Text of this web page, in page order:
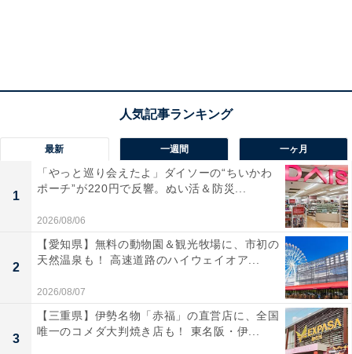
最新 一週間 一ヶ月
1
「やっと巡り会えたよ」ダイソーの“ちいかわ
ポーチ”が220円で反響。ぬい活＆防災...
2026/08/06
2
【愛知県】無料の動物園＆観光牧場に、市初の
天然温泉も！ 高速道路のハイウェイオア...
2026/08/07
3
【三重県】伊勢名物「赤福」の直営店に、全国
唯一のコメダ大判焼き店も！ 東名阪・伊...